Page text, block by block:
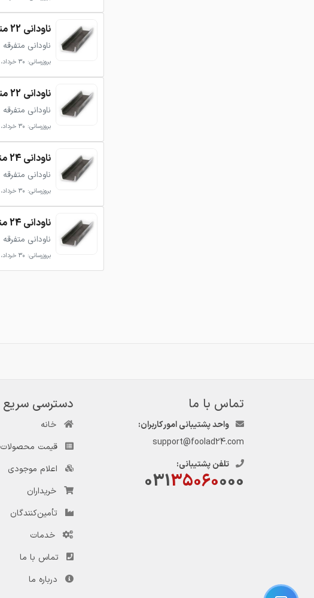
ناودانی 22 متفرقه 6 متری
ناودانی متفرقه
بروزرسانی: 30 خرداد، 1405
ناودانی 22 متفرقه 12 متری
ناودانی متفرقه
بروزرسانی: 30 خرداد، 1405
ناودانی 24 متفرقه 6 متری
ناودانی متفرقه
بروزرسانی: 30 خرداد، 1405
ناودانی 24 متفرقه 12 متری
ناودانی متفرقه
بروزرسانی: 30 خرداد، 1405
تماس با ما
واحد پشتیبانی امور کاربران:
support@foolad24.com
تلفن پشتیبانی:
03135060000
دسترسی سریع
خانه
قیمت محصولات
اعلام موجودی
خریداران
تأمین‌کنندگان
خدمات
تماس با ما
درباره ما